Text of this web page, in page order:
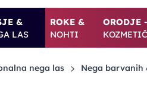
&
LAS
ROKE &
NOHTI
ORODJE -
nega las Nega barvanih